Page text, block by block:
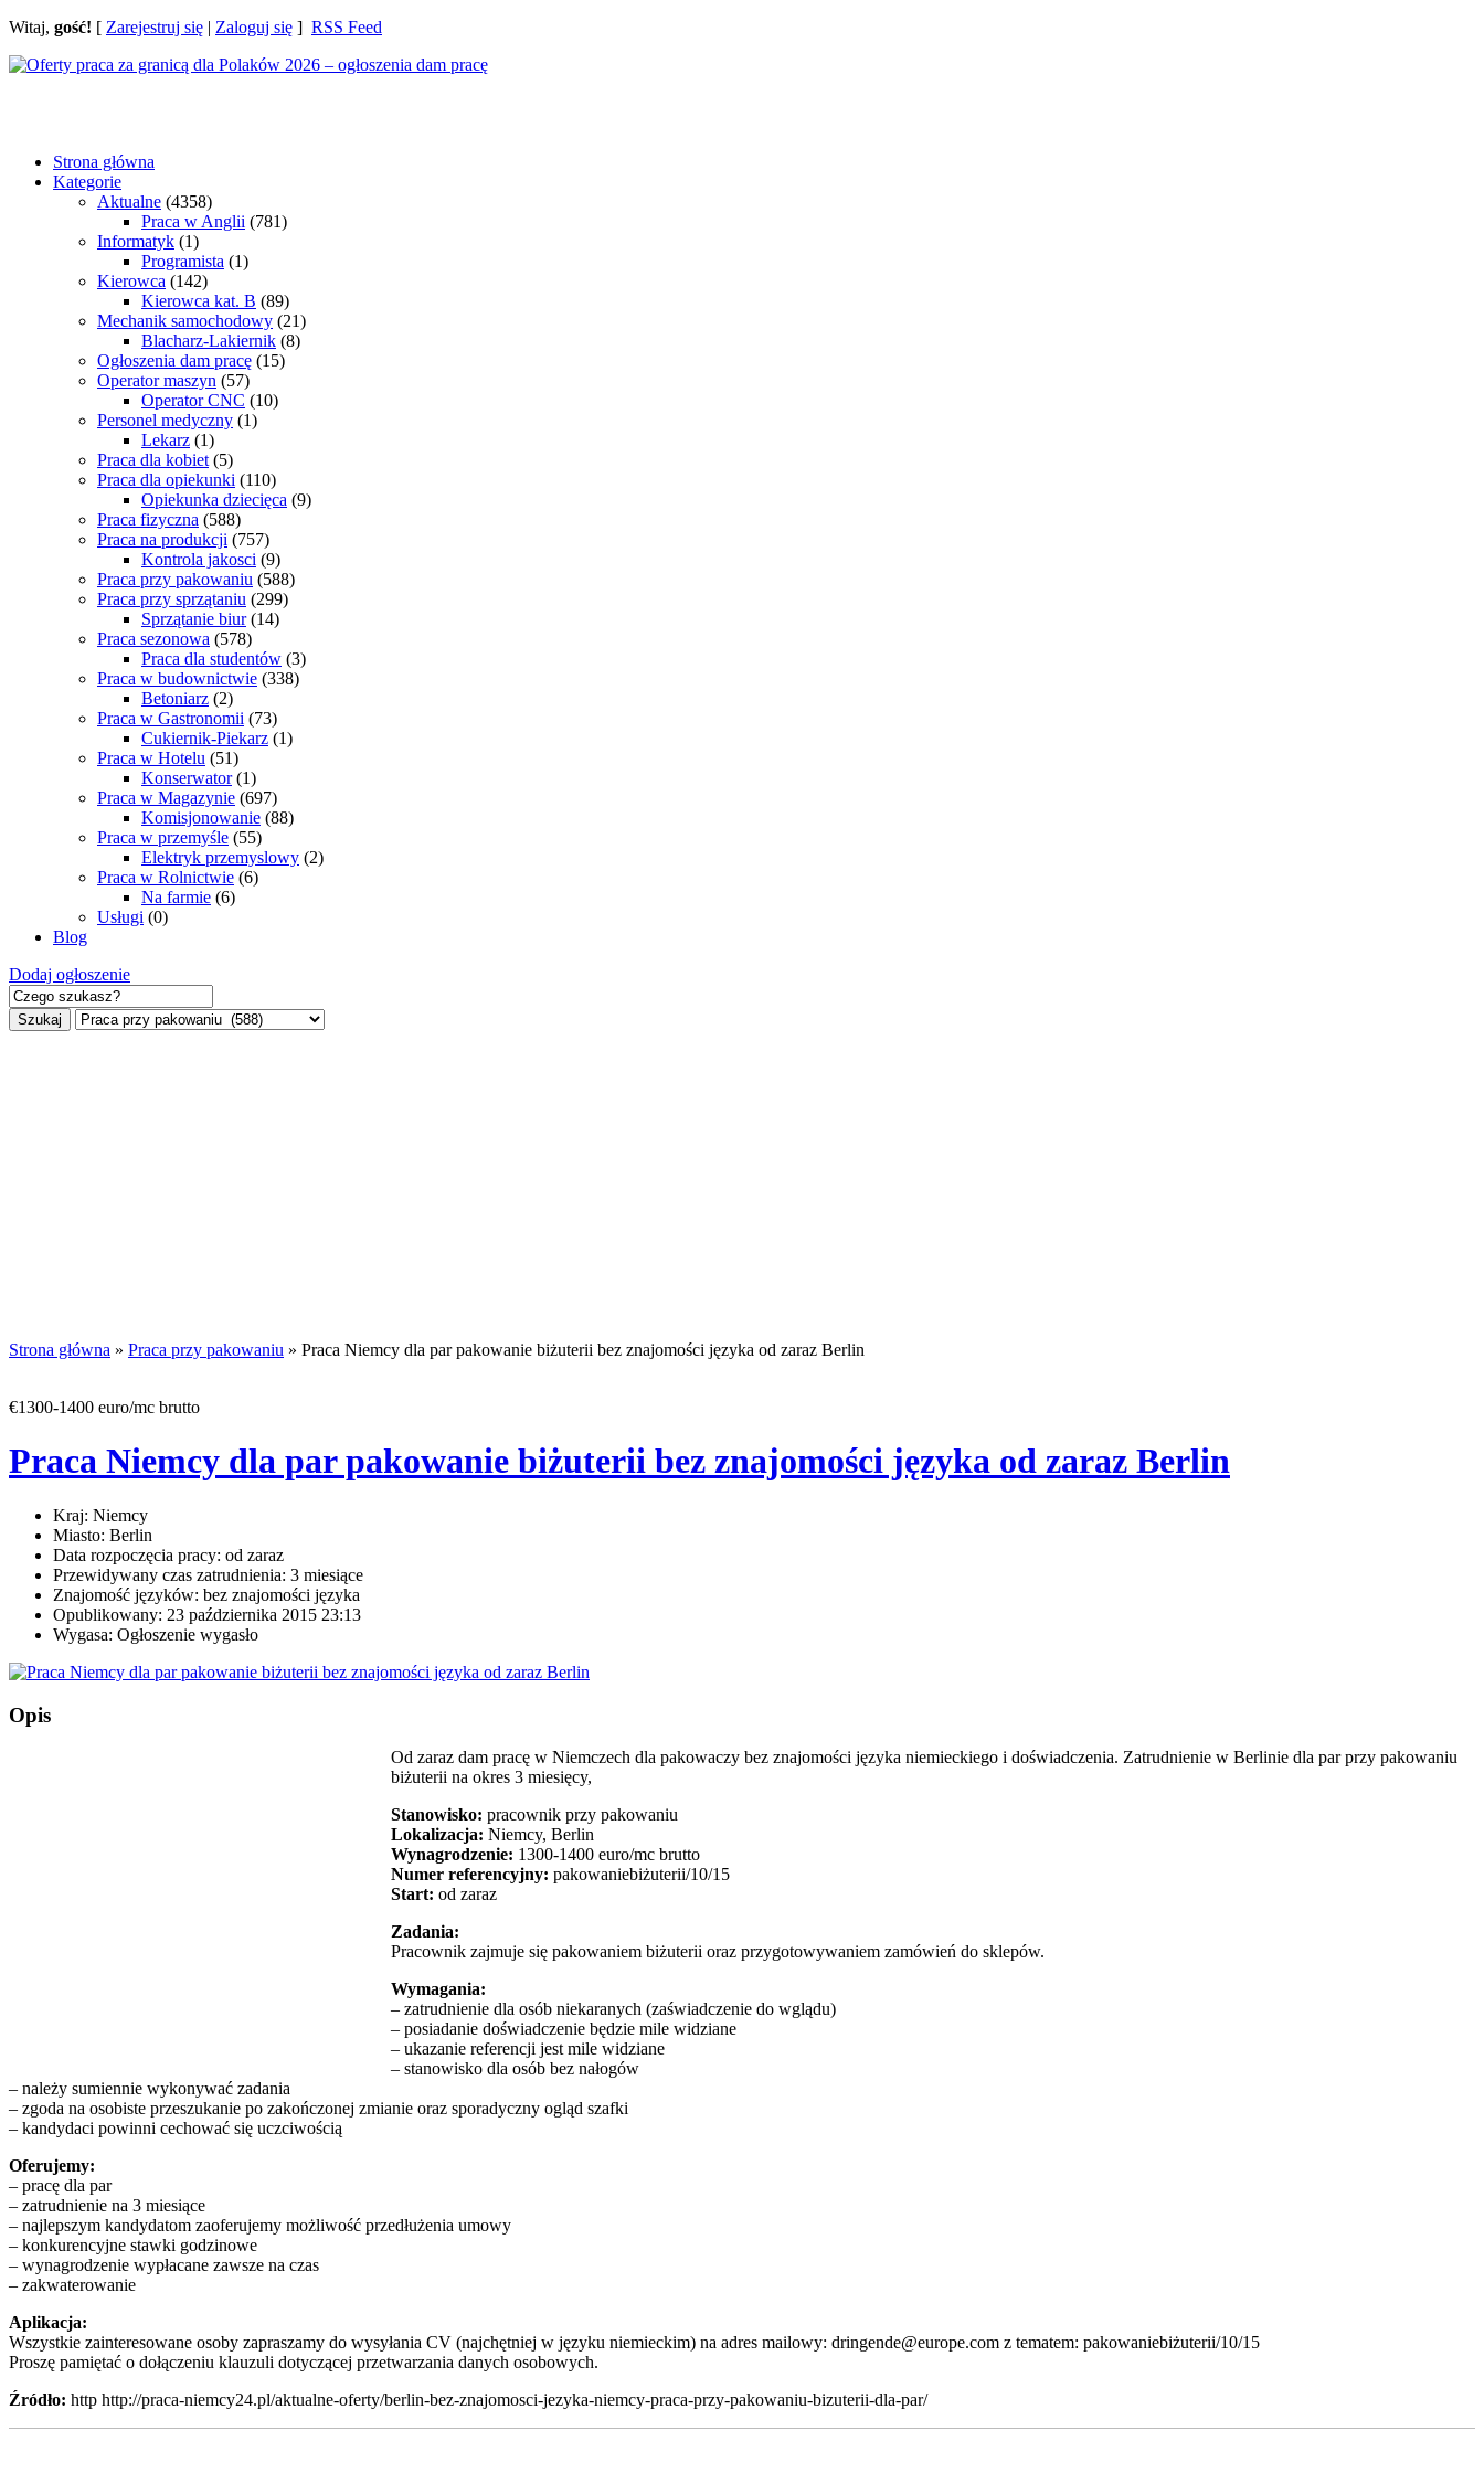
Witaj, gość! [ Zarejestruj się | Zaloguj się ] RSS Feed
Strona główna
Kategorie
Aktualne (4358)
Praca w Anglii (781)
Informatyk (1)
Programista (1)
Kierowca (142)
Kierowca kat. B (89)
Mechanik samochodowy (21)
Blacharz-Lakiernik (8)
Ogłoszenia dam pracę (15)
Operator maszyn (57)
Operator CNC (10)
Personel medyczny (1)
Lekarz (1)
Praca dla kobiet (5)
Praca dla opiekunki (110)
Opiekunka dziecięca (9)
Praca fizyczna (588)
Praca na produkcji (757)
Kontrola jakosci (9)
Praca przy pakowaniu (588)
Praca przy sprzątaniu (299)
Sprzątanie biur (14)
Praca sezonowa (578)
Praca dla studentów (3)
Praca w budownictwie (338)
Betoniarz (2)
Praca w Gastronomii (73)
Cukiernik-Piekarz (1)
Praca w Hotelu (51)
Konserwator (1)
Praca w Magazynie (697)
Komisjonowanie (88)
Praca w przemyśle (55)
Elektryk przemyslowy (2)
Praca w Rolnictwie (6)
Na farmie (6)
Usługi (0)
Blog
Dodaj ogłoszenie
Szukaj
Strona główna » Praca przy pakowaniu » Praca Niemcy dla par pakowanie biżuterii bez znajomości języka od zaraz Berlin
€1300-1400 euro/mc brutto
Praca Niemcy dla par pakowanie biżuterii bez znajomości języka od zaraz Berlin
Kraj: Niemcy
Miasto: Berlin
Data rozpoczęcia pracy: od zaraz
Przewidywany czas zatrudnienia: 3 miesiące
Znajomość języków: bez znajomości języka
Opublikowany: 23 października 2015 23:13
Wygasa: Ogłoszenie wygasło
Opis
Od zaraz dam pracę w Niemczech dla pakowaczy bez znajomości języka niemieckiego i doświadczenia. Zatrudnienie w Berlinie dla par przy pakowaniu
biżuterii na okres 3 miesięcy,
Stanowisko: pracownik przy pakowaniu
Lokalizacja: Niemcy, Berlin
Wynagrodzenie: 1300-1400 euro/mc brutto
Numer referencyjny: pakowaniebiżuterii/10/15
Start: od zaraz
Zadania:
Pracownik zajmuje się pakowaniem biżuterii oraz przygotowywaniem zamówień do sklepów.
Wymagania:
– zatrudnienie dla osób niekaranych (zaświadczenie do wglądu)
– posiadanie doświadczenie będzie mile widziane
– ukazanie referencji jest mile widziane
– stanowisko dla osób bez nałogów
– należy sumiennie wykonywać zadania
– zgoda na osobiste przeszukanie po zakończonej zmianie oraz sporadyczny ogląd szafki
– kandydaci powinni cechować się uczciwością
Oferujemy:
– pracę dla par
– zatrudnienie na 3 miesiące
– najlepszym kandydatom zaoferujemy możliwość przedłużenia umowy
– konkurencyjne stawki godzinowe
– wynagrodzenie wypłacane zawsze na czas
– zakwaterowanie
Aplikacja:
Wszystkie zainteresowane osoby zapraszamy do wysyłania CV (najchętniej w języku niemieckim) na adres mailowy: dringende@europe.com z tematem: pakowaniebiżuterii/10/15
Proszę pamiętać o dołączeniu klauzuli dotyczącej przetwarzania danych osobowych.
Źródło: http http://praca-niemcy24.pl/aktualne-oferty/berlin-bez-znajomosci-jezyka-niemcy-praca-przy-pakowaniu-bizuterii-dla-par/